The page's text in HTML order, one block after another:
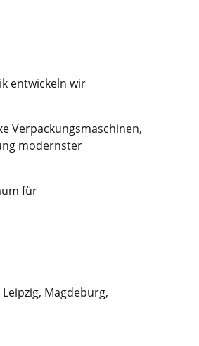
entwickeln wir
Verpackungsmaschinen,
modernster
für
Magdeburg,